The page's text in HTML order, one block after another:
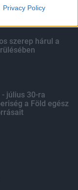
Privacy Policy
szerep hárul a
július 30-ra
a Föld egész